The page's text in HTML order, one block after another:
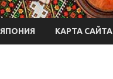
ЯПОНИЯ КАРТА САЙТА